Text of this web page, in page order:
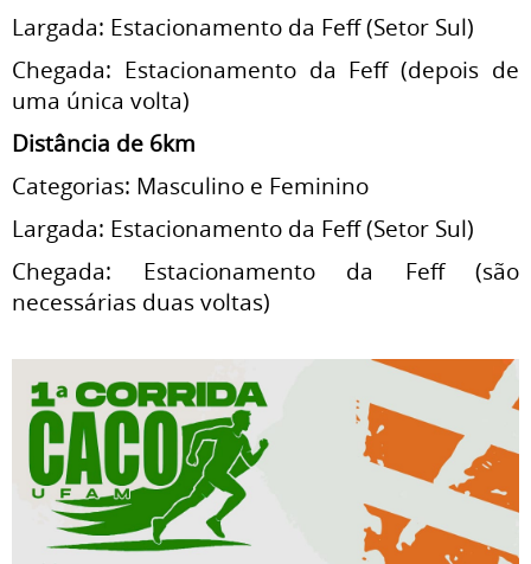
Largada: Estacionamento da Feff (Setor Sul)
Chegada: Estacionamento da Feff (depois de
uma única volta)
Distância de 6km
Categorias: Masculino e Feminino
Largada: Estacionamento da Feff (Setor Sul)
Chegada: Estacionamento da Feff (são
necessárias duas voltas)